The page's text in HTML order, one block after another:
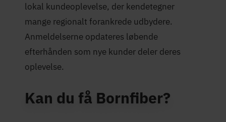
lokal kundeoplevelse, der kendetegner
mange regionalt forankrede udbydere.
Anmeldelserne opdateres løbende
efterhånden som nye kunder deler deres
oplevelse.
Kan du få Bornfiber?